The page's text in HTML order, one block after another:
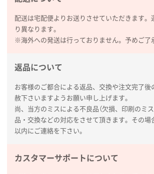
毎年注文しており、信頼できるから。
足している。
2026年01月26日 15:45
印刷範囲が広かったから、取扱商品
新潟県R社様
ワンポイントポリ袋 A4サイズ
1000枚
2026年01月16日 10:53
かったため
配送は宅配便よりお送りさせていただきます。
り異なります。
※海外への発送は行っておりません。予めご了
返品について
お客様のご都合による返品、交換や注文完了後
赦下さいますようお願い申し上げます。
尚、当方のミスによる不良品（欠損、印刷のミ
品・交換などの対応をさせて頂きます。その場
以内にご連絡を下さい。
カスタマーサポートについて